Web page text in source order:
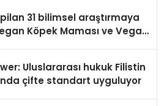
31 bilimsel araştırmaya
Köpek Maması ve Vegan
Uluslararası hukuk Filistin
çifte standart uyguluyor